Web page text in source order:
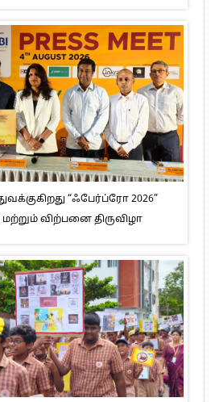
“ஃபேர்ப்ரோ 2026”
விற்பனை திருவிழா